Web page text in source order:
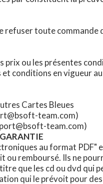
refuser toute
prix ou les présentes
conditions en vigueur
Cartes Bleues
team.com)
team.com)
au format
remboursé. Ils ne
que les cd ou dvd qui
qui le prévoit pour